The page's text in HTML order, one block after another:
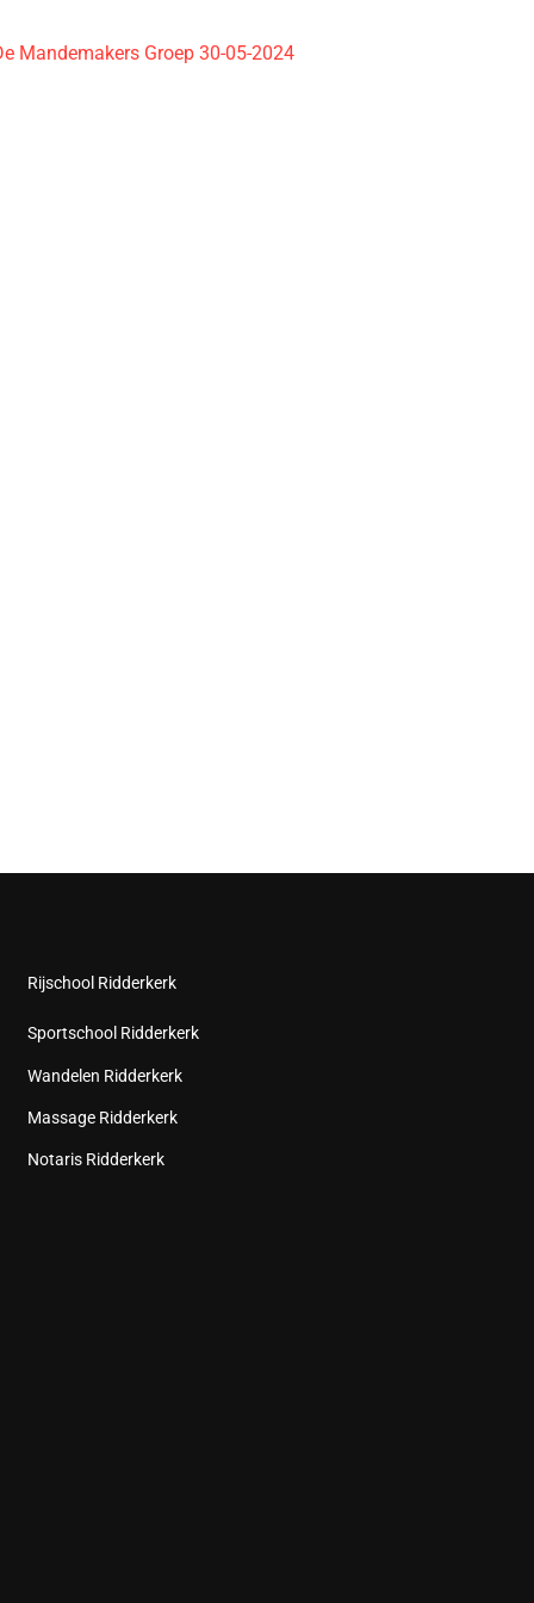
Mandemakers Groep 30-05-2024
Rijschool Ridderkerk
Sportschool Ridderkerk
Wandelen Ridderkerk
Massage Ridderkerk
Notaris Ridderkerk